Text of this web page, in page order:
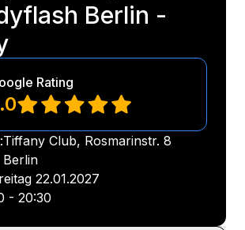
Berlin -
Rating
Tiffany Club, Rosmarinstr. 8
Berlin
22.01.2027
- 20:30